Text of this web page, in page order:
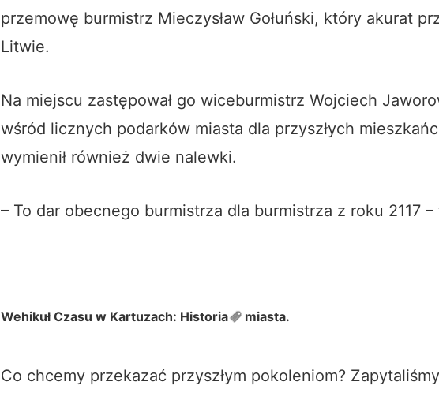
przemowę burmistrz Mieczysław Gołuński, który akurat
Litwie.
Na miejscu zastępował go wiceburmistrz Wojciech
wśród licznych podarków miasta dla przyszłych
wymienił również dwie nalewki.
– To dar obecnego burmistrza dla burmistrza z roku 2117 –
Wehikuł Czasu w Kartuzach: Historia miasta.
Co chcemy przekazać przyszłym pokoleniom?